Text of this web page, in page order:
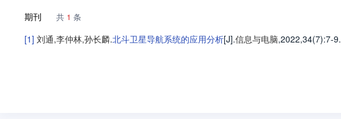
期刊 共 1 条
[1] 刘通,李仲林,孙长麟.北斗卫星导航系统的应用分析[J].信息与电脑,2022,34(7):7-9.